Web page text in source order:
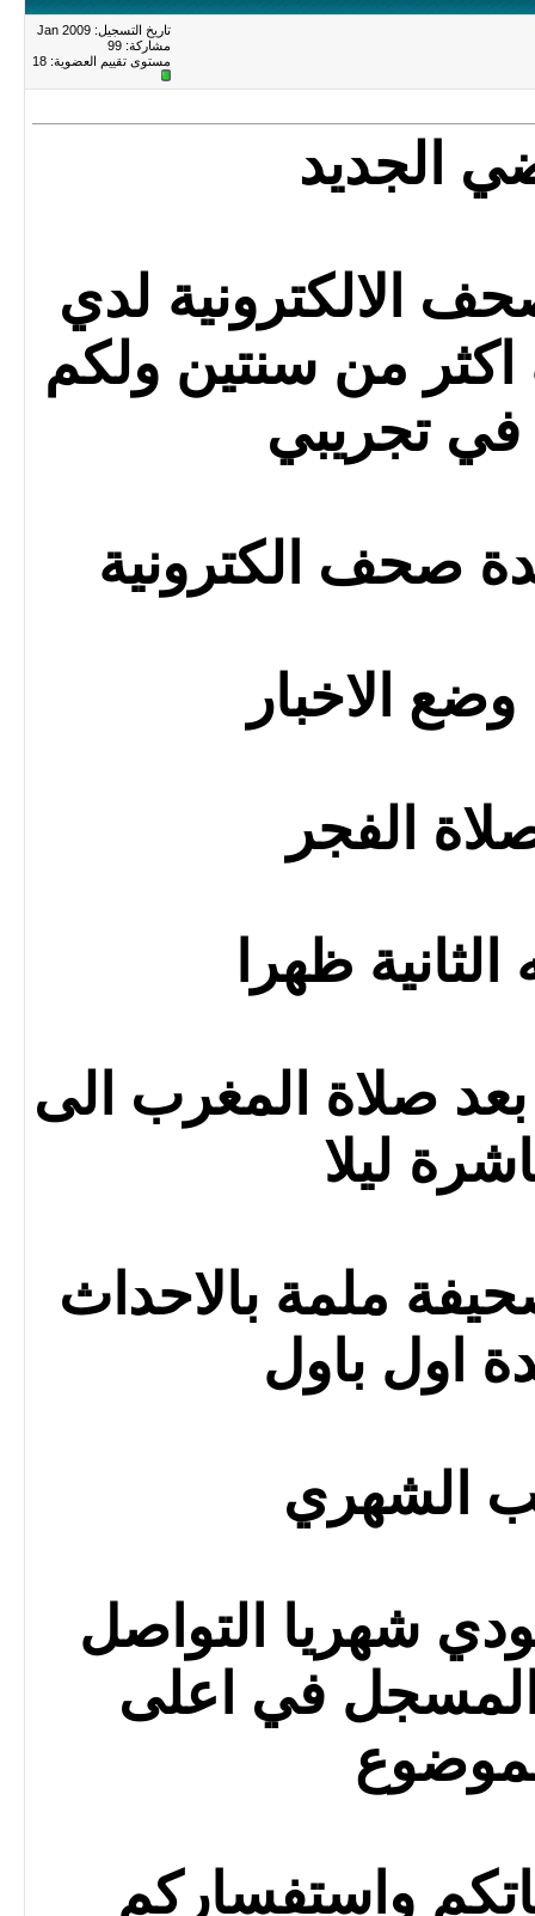
تاريخ التسجيل: Jan 2009
مشاركة: 99
مستوى تقييم العضوية: 18
الجديد
الالكترونية لدي
من سنتين ولكم
تجريبي
صحف الكترونية
الاخبار
الفجر
ظهرا
صلاة المغرب الى
ليلا
ملمة بالاحداث
اول باول
الشهري
شهريا التواصل
المسجل في اعلى
واستفساركم